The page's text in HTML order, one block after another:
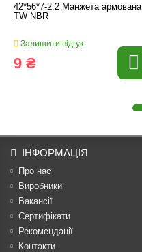
42*56*7-2.2 Манжета армована
TW NBR
Залишити відгук
9 ₴
ІНФОРМАЦІЯ
Про нас
Виробники
Вакансії
Сертифікати
Рекомендації
Контакти